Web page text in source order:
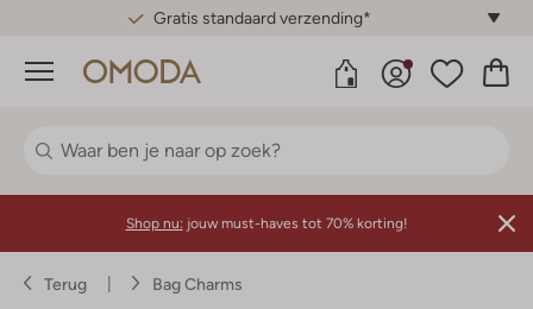
Gratis standaard verzending*
Menu
Shop nu: jouw must-haves tot 70% korting!
Terug Bag Charms